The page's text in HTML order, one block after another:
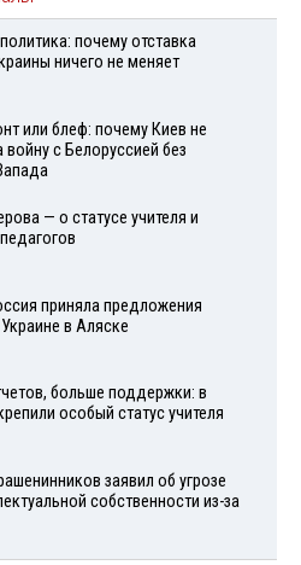
почему отставка
ничего не меняет
или блеф: почему Киев не
войну с Белоруссией без
— о статусе учителя и
приняла предложения
в Аляске
больше поддержки: в
особый статус учителя
заявил об угрозе
собственности из-за